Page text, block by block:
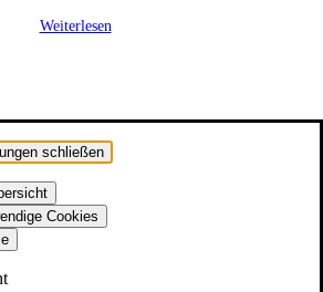
Weiterlesen
schließen
Cookies